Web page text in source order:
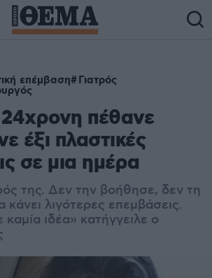
επέμβαση Γιατρός
24χρονη πέθανε
έξι πλαστικές
σε μια ημέρα
της. Δεν την βοήθησε, δεν τη
λιγότερες επεμβάσεις.
καμία ιδέα» κατήγγειλε ο